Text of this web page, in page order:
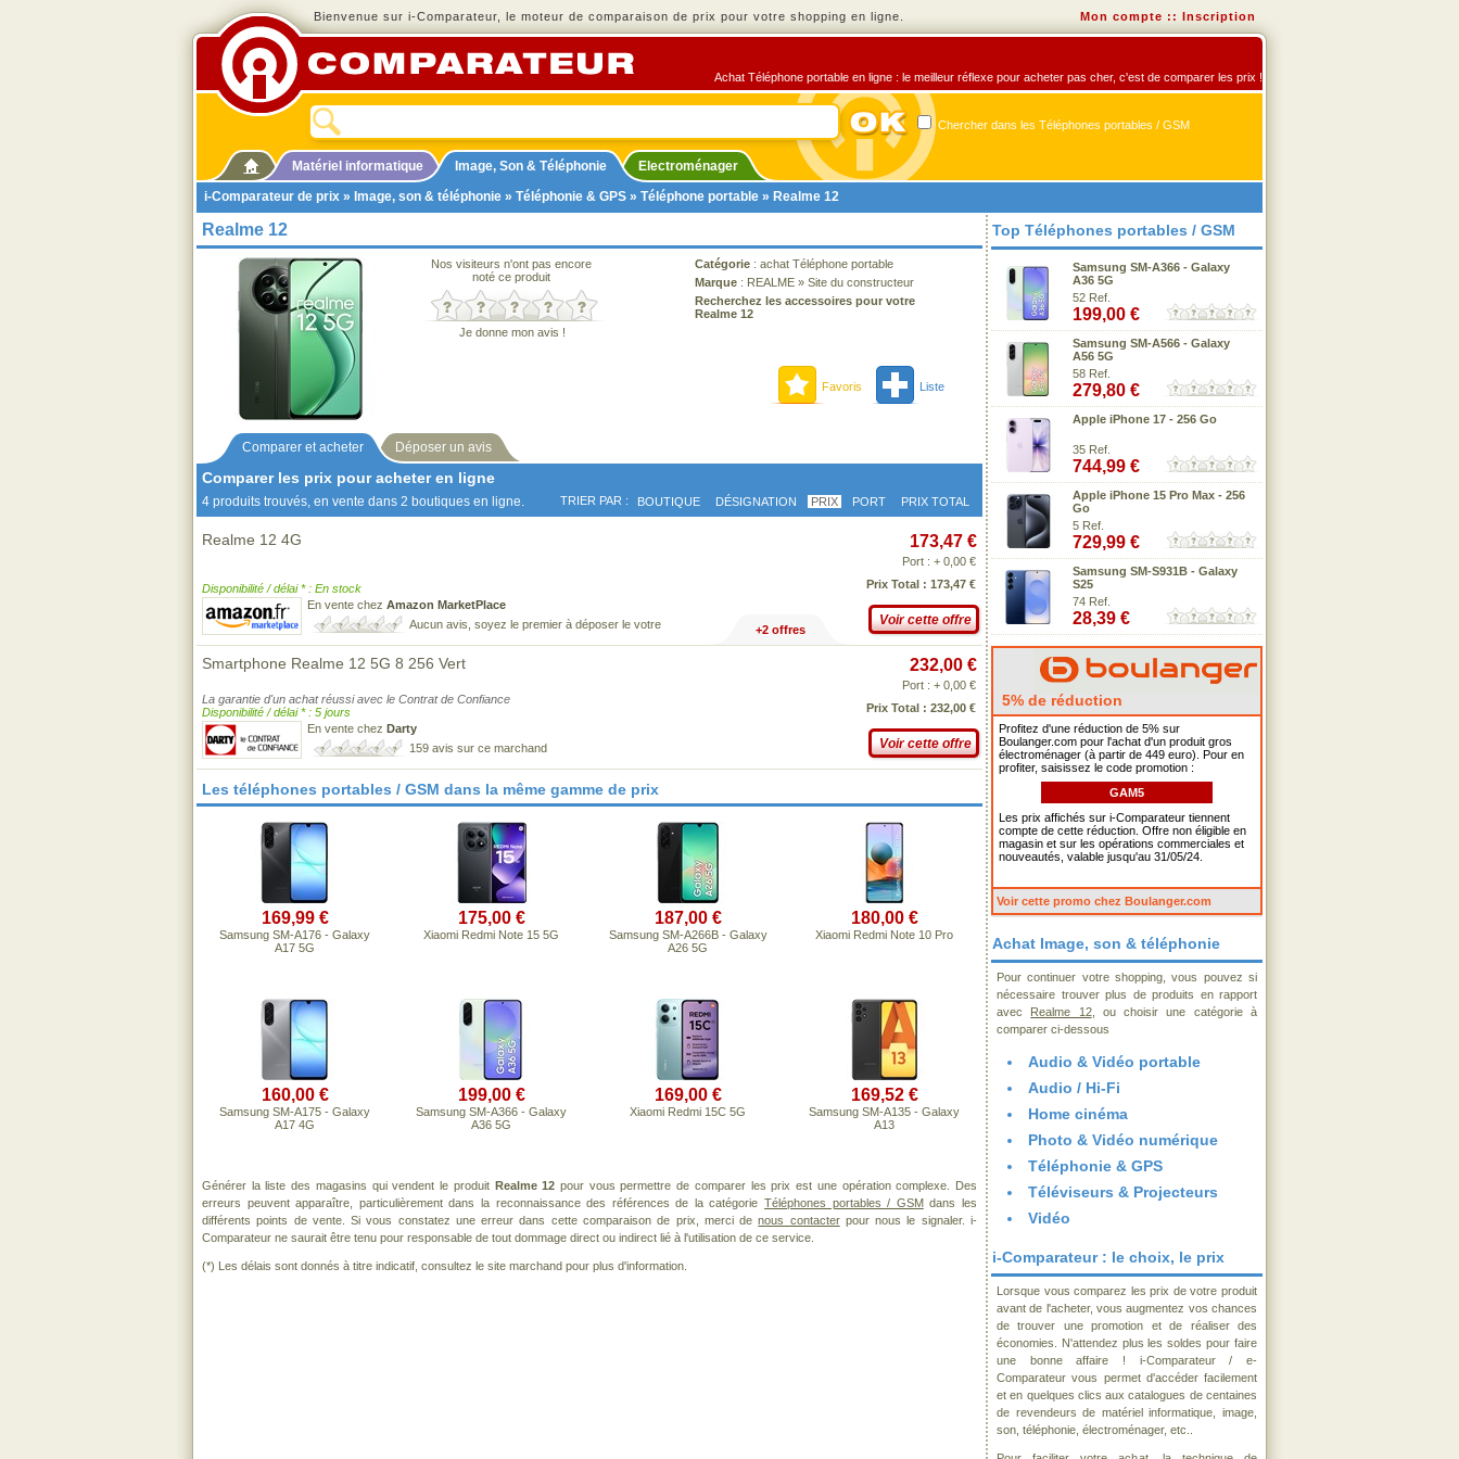
Bienvenue sur i-Comparateur, le moteur de comparaison de prix pour votre shopping en ligne. Mon compte :: Inscription
Achat Téléphone portable en ligne : le meilleur réflexe pour acheter pas cher, c'est de comparer les prix !
Chercher dans les Téléphones portables / GSM
Matériel informatique Image, Son & Téléphonie
Electroménager
i-Comparateur de prix » Image, son & téléphonie » Téléphonie & GPS » Téléphone portable » Realme 12
Realme 12
Nos visiteurs n'ont pas encore
noté ce produit
Je donne mon avis !
Catégorie : achat Téléphone portable
Marque : REALME » Site du constructeur
Recherchez les accessoires pour votre
Realme 12
Favoris Liste
Comparer et acheter Déposer un avis
Comparer les prix pour acheter en ligne
4 produits trouvés, en vente dans 2 boutiques en ligne. TRIER PAR : BOUTIQUE DÉSIGNATION PRIX PORT PRIX TOTAL
Realme 12 4G
Disponibilité / délai * : En stock
En vente chez Amazon MarketPlace
Aucun avis, soyez le premier à déposer le votre
173,47 €
Port : + 0,00 €
Prix Total : 173,47 €
Voir cette offre
+2 offres
Smartphone Realme 12 5G 8 256 Vert
La garantie d'un achat réussi avec le Contrat de Confiance
Disponibilité / délai * : 5 jours
En vente chez Darty
159 avis sur ce marchand
232,00 €
Port : + 0,00 €
Prix Total : 232,00 €
Voir cette offre
Les téléphones portables / GSM dans la même gamme de prix
169,99 €
Samsung SM-A176 - Galaxy
A17 5G
175,00 €
Xiaomi Redmi Note 15 5G
187,00 €
Samsung SM-A266B - Galaxy
A26 5G
180,00 €
Xiaomi Redmi Note 10 Pro
160,00 €
Samsung SM-A175 - Galaxy
A17 4G
199,00 €
Samsung SM-A366 - Galaxy
A36 5G
169,00 €
Xiaomi Redmi 15C 5G
169,52 €
Samsung SM-A135 - Galaxy
A13
Générer la liste des magasins qui vendent le produit Realme 12 pour vous permettre de comparer les prix est une opération complexe. Des
erreurs peuvent apparaître, particulièrement dans la reconnaissance des références de la catégorieTéléphones portables / GSMdans les
différents points de vente. Si vous constatez une erreur dans cette comparaison de prix, merci denous contacterpour nous le signaler. i-
Comparateur ne saurait être tenu pour responsable de tout dommage direct ou indirect lié à l'utilisation de ce service.
(*) Les délais sont donnés à titre indicatif, consultez le site marchand pour plus d'information.
Top Téléphones portables / GSM
Samsung SM-A366 - Galaxy
A36 5G
52 Ref.
199,00 €
Samsung SM-A566 - Galaxy
A56 5G
58 Ref.
279,80 €
Apple iPhone 17 - 256 Go
35 Ref.
744,99 €
Apple iPhone 15 Pro Max - 256
Go
5 Ref.
729,99 €
Samsung SM-S931B - Galaxy
S25
74 Ref.
28,39 €
5% de réduction
Profitez d'une réduction de 5% sur
Boulanger.com pour l'achat d'un produit gros
électroménager (à partir de 449 euro). Pour en
profiter, saisissez le code promotion :
GAM5
Les prix affichés sur i-Comparateur tiennent
compte de cette réduction. Offre non éligible en
magasin et sur les opérations commerciales et
nouveautés, valable jusqu'au 31/05/24.
Voir cette promo chez Boulanger.com
Achat Image, son & téléphonie
Pour continuer votre shopping, vous pouvez si
nécessaire trouver plus de produits en rapport
avec Realme 12, ou choisir une catégorie à
comparer ci-dessous
Audio & Vidéo portable
Audio / Hi-Fi
Home cinéma
Photo & Vidéo numérique
Téléphonie & GPS
Téléviseurs & Projecteurs
Vidéo
i-Comparateur : le choix, le prix
Lorsque vous comparez les prix de votre produit
avant de l'acheter, vous augmentez vos chances
de trouver une promotion et de réaliser des
économies. N'attendez plus les soldes pour faire
une bonne affaire ! i-Comparateur / e-
Comparateur vous permet d'accéder facilement
et en quelques clics aux catalogues de centaines
de revendeurs de matériel informatique, image,
son, téléphonie, électroménager, etc..